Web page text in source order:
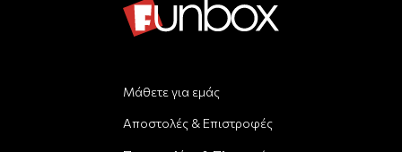
Μάθετε για εμάς
Αποστολές & Επιστροφές